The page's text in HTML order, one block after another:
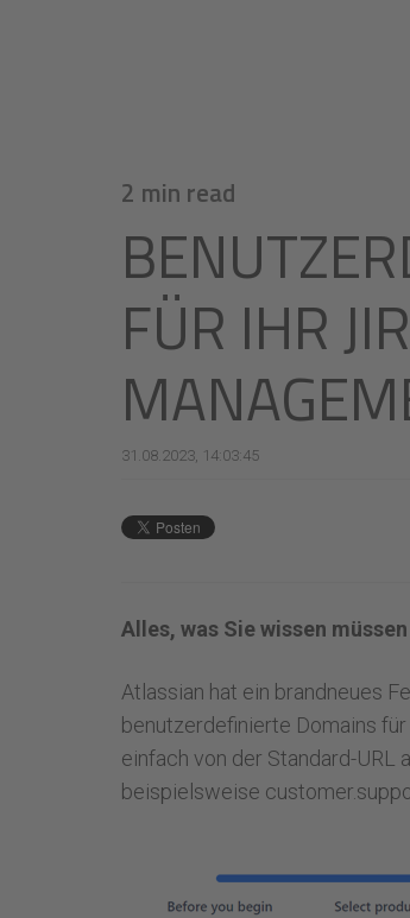
2 min read
FÜR IHR
31.08.2023, 14:03:45
Alles, was Sie wissen müssen
Atlassian hat ein brandneues
benutzerdefinierte Domains
einfach von der Standard-URL
beispielsweise